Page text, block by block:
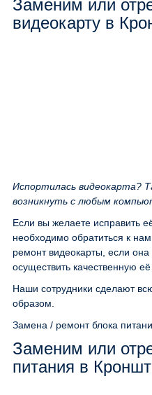
Заменим или
видеокарту в
Испортилась видеокарта?
возникнуть с любым
Если вы желаете исправить
необходимо обратиться к
ремонт видеокарты, если
осуществить качественную её
Наши сотрудники сделают
образом.
Замена / ремонт блока
Заменим или
питания в